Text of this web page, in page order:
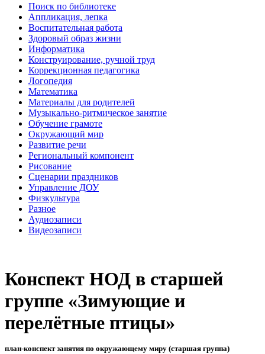
Поиск по библиотеке
Аппликация, лепка
Воспитательная работа
Здоровый образ жизни
Информатика
Конструирование, ручной труд
Коррекционная педагогика
Логопедия
Математика
Материалы для родителей
Музыкально-ритмическое занятие
Обучение грамоте
Окружающий мир
Развитие речи
Региональный компонент
Рисование
Сценарии праздников
Управление ДОУ
Физкультура
Разное
Аудиозаписи
Видеозаписи
Конспект НОД в старшей
группе «Зимующие и
перелётные птицы»
план-конспект занятия по окружающему миру (старшая группа)